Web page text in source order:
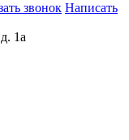
звонок Написать
1а